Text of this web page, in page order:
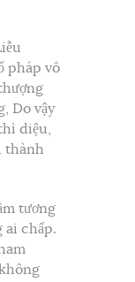
pháp vô
Do vậy
diệu,
thành
tương
ai chấp.